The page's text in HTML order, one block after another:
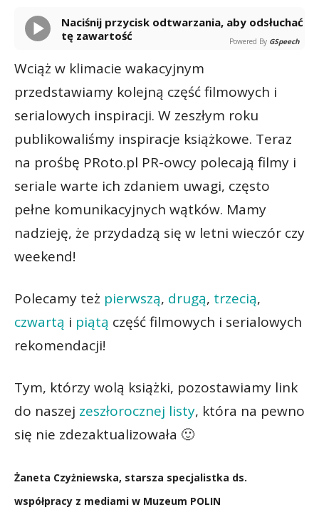
Naciśnij przycisk odtwarzania, aby odsłuchać
tę zawartość
Powered By GSpeech
Wciąż w klimacie wakacyjnym
przedstawiamy kolejną część filmowych i
serialowych inspiracji. W zeszłym roku
publikowaliśmy inspiracje książkowe. Teraz
na prośbę PRoto.pl PR-owcy polecają filmy i
seriale warte ich zdaniem uwagi, często
pełne komunikacyjnych wątków. Mamy
nadzieję, że przydadzą się w letni wieczór czy
weekend!
Polecamy też pierwszą, drugą, trzecią,
czwartą i piątą część filmowych i serialowych
rekomendacji!
Tym, którzy wolą książki, pozostawiamy link
do naszej zeszłorocznej listy, która na pewno
się nie zdezaktualizowała 🙂
Żaneta Czyżniewska, starsza specjalistka ds.
współpracy z mediami w Muzeum POLIN